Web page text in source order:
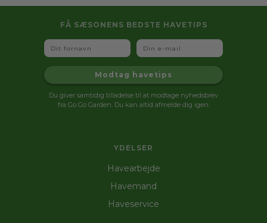
YDELSER
Havearbejde
Havemand
Haveservice
FÅ SÆSONENS BEDSTE HAVETIPS
Fornavn Email
Modtag havetips
Du giver samtidig tilladelse til at modtage nyhedsbrev
fra Go Go Garden. Du kan altid afmelde dig igen.